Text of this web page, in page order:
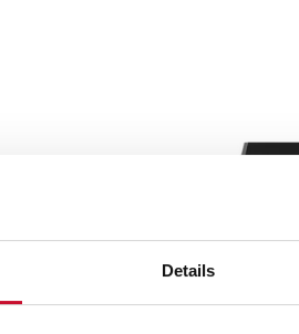
Details